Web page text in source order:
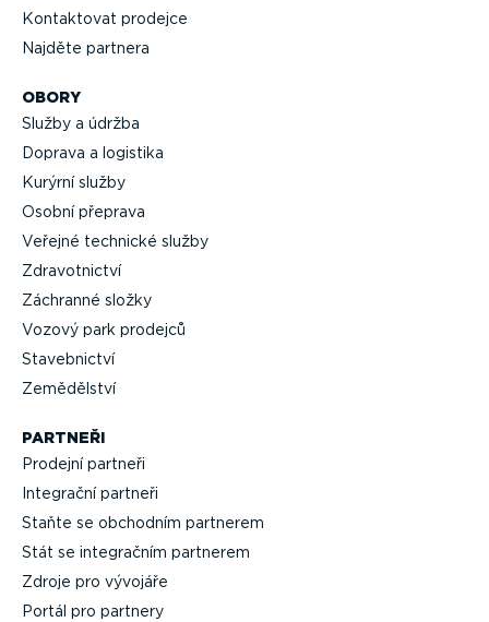
Kontaktovat prodejce
Najděte partnera
OBORY
Služby a údržba
Doprava a logistika
Kurýrní služby
Osobní přeprava
Veřejné technické služby
Zdravot­nictví
Záchranné složky
Vozový park prodejců
Staveb­nictví
Zemědělství
PARTNEŘI
Prodejní partneři
Integrační partneři
Staňte se obchodním partnerem
Stát se integračním partnerem
Zdroje pro vývojáře
Portál pro partnery